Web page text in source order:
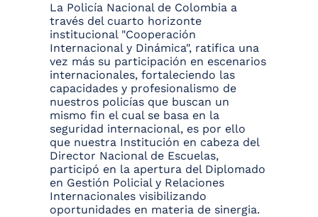
La Policía Nacional de Colombia a
través del cuarto horizonte
institucional "Cooperación
Internacional y Dinámica", ratifica una
vez más su participación en escenarios
internacionales, fortaleciendo las
capacidades y profesionalismo de
nuestros policías que buscan un
mismo fin el cual se basa en la
seguridad internacional, es por ello
que nuestra Institución en cabeza del
Director Nacional de Escuelas,
participó en la apertura del Diplomado
en Gestión Policial y Relaciones
Internacionales visibilizando
oportunidades en materia de sinergia.